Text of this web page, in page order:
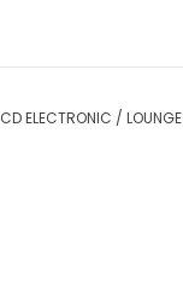
CD ELECTRONIC / LOUNGE